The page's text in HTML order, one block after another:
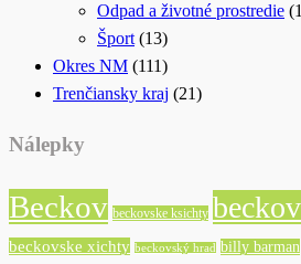
Odpad a životné prostredie
Šport (13)
Okres NM (111)
Trenčiansky kraj (21)
Nálepky
Beckov beckovske ksichty
beckovske xichty beckovský hrad billy barman